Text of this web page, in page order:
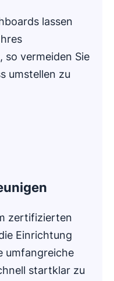
lassen
so vermeiden Sie
umstellen zu
zertifizierten
Einrichtung
umfangreiche
startklar zu